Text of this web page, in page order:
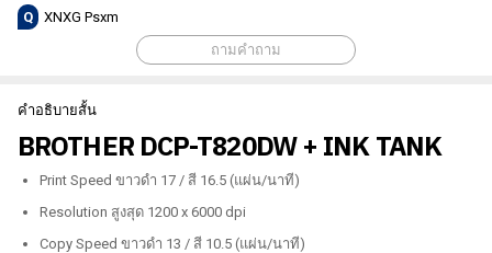
Q
XNXG Psxm
ถามคำถาม
คำอธิบายสั้น
BROTHER DCP-T820DW + INK TANK
Print Speed ขาวดำ 17 / สี 16.5 (แผ่น/นาที)
Resolution สูงสุด 1200 x 6000 dpi
Copy Speed ขาวดำ 13 / สี 10.5 (แผ่น/นาที)